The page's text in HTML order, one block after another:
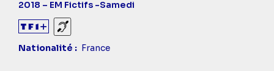
2018 – EM Fictifs -Samedi
Sourds et malentendants
Nationalité
France